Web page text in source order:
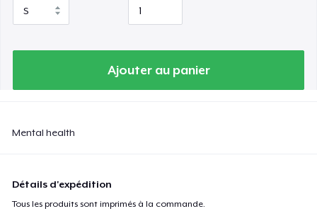
Ajouter au panier
Mental health
Détails d'expédition
Tous les produits sont imprimés à la commande.